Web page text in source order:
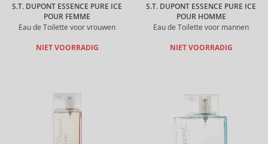
S.T. DUPONT ESSENCE PURE ICE
POUR FEMME
Eau de Toilette voor vrouwen
NIET VOORRADIG
S.T. DUPONT ESSENCE PURE ICE
POUR HOMME
Eau de Toilette voor mannen
NIET VOORRADIG